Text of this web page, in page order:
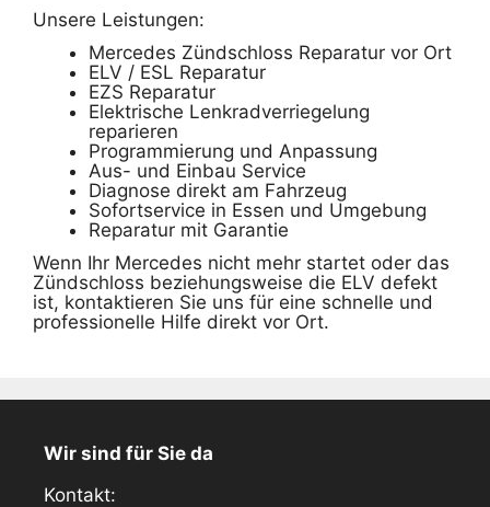
Unsere Leistungen:
Mercedes Zündschloss Reparatur vor Ort
ELV / ESL Reparatur
EZS Reparatur
Elektrische Lenkradverriegelung
reparieren
Programmierung und Anpassung
Aus- und Einbau Service
Diagnose direkt am Fahrzeug
Sofortservice in Essen und Umgebung
Reparatur mit Garantie
Wenn Ihr Mercedes nicht mehr startet oder das
Zündschloss beziehungsweise die ELV defekt
ist, kontaktieren Sie uns für eine schnelle und
professionelle Hilfe direkt vor Ort.
Wir sind für Sie da
Kontakt: